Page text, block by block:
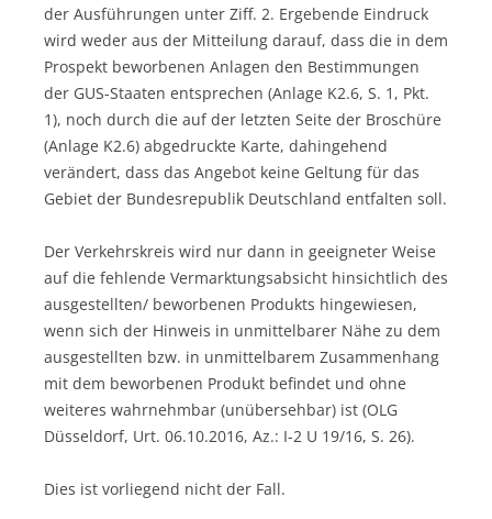
der Ausführungen unter Ziff. 2. Ergebende Eindruck
wird weder aus der Mitteilung darauf, dass die in dem
Prospekt beworbenen Anlagen den Bestimmungen
der GUS-Staaten entsprechen (Anlage K2.6, S. 1, Pkt.
1), noch durch die auf der letzten Seite der Broschüre
(Anlage K2.6) abgedruckte Karte, dahingehend
verändert, dass das Angebot keine Geltung für das
Gebiet der Bundesrepublik Deutschland entfalten soll.
Der Verkehrskreis wird nur dann in geeigneter Weise
auf die fehlende Vermarktungsabsicht hinsichtlich des
ausgestellten/ beworbenen Produkts hingewiesen,
wenn sich der Hinweis in unmittelbarer Nähe zu dem
ausgestellten bzw. in unmittelbarem Zusammenhang
mit dem beworbenen Produkt befindet und ohne
weiteres wahrnehmbar (unübersehbar) ist (OLG
Düsseldorf, Urt. 06.10.2016, Az.: I-2 U 19/16, S. 26).
Dies ist vorliegend nicht der Fall.